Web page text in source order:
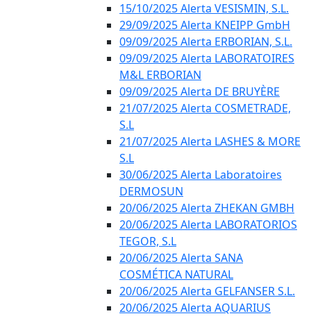
15/10/2025 Alerta VESISMIN, S.L.
29/09/2025 Alerta KNEIPP GmbH
09/09/2025 Alerta ERBORIAN, S.L.
09/09/2025 Alerta LABORATOIRES
M&L ERBORIAN
09/09/2025 Alerta DE BRUYÈRE
21/07/2025 Alerta COSMETRADE,
S.L
21/07/2025 Alerta LASHES & MORE
S.L
30/06/2025 Alerta Laboratoires
DERMOSUN
20/06/2025 Alerta ZHEKAN GMBH
20/06/2025 Alerta LABORATORIOS
TEGOR, S.L
20/06/2025 Alerta SANA
COSMÉTICA NATURAL
20/06/2025 Alerta GELFANSER S.L.
20/06/2025 Alerta AQUARIUS